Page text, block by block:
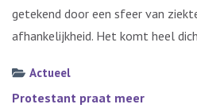
getekend door een sfeer van
afhankelijkheid. Het komt heel
Actueel
Bericht
Protestant praat meer